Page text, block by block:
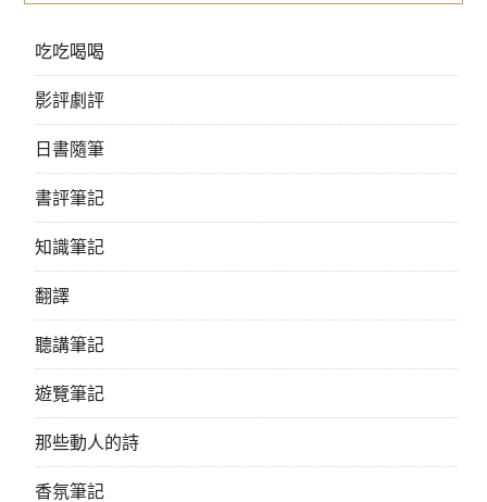
吃吃喝喝
影評劇評
日書隨筆
書評筆記
知識筆記
翻譯
聽講筆記
遊覽筆記
那些動人的詩
香氛筆記